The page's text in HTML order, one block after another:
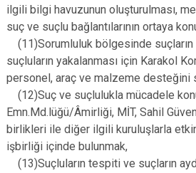
ilgili bilgi havuzunun oluşturulması,
suç ve suçlu bağlantılarının ortaya
(11)Sorumluluk bölgesinde suçların
suçluların yakalanması için Karakol
personel, araç ve malzeme desteğini
(12)Suç ve suçlulukla mücadele
Emn.Md.lüğü/Âmirliği, MİT, Sahil
birlikleri ile diğer ilgili kuruluşlarla
işbirliği içinde bulunmak,
(13)Suçluların tespiti ve suçların